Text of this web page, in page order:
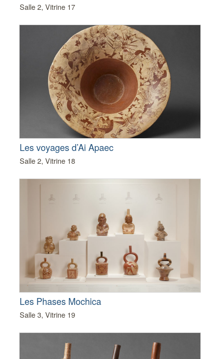
Salle 2, Vitrine 17
Les voyages d’Ai Apaec
Salle 2, Vitrine 18
Les Phases Mochica
Salle 3, Vitrine 19